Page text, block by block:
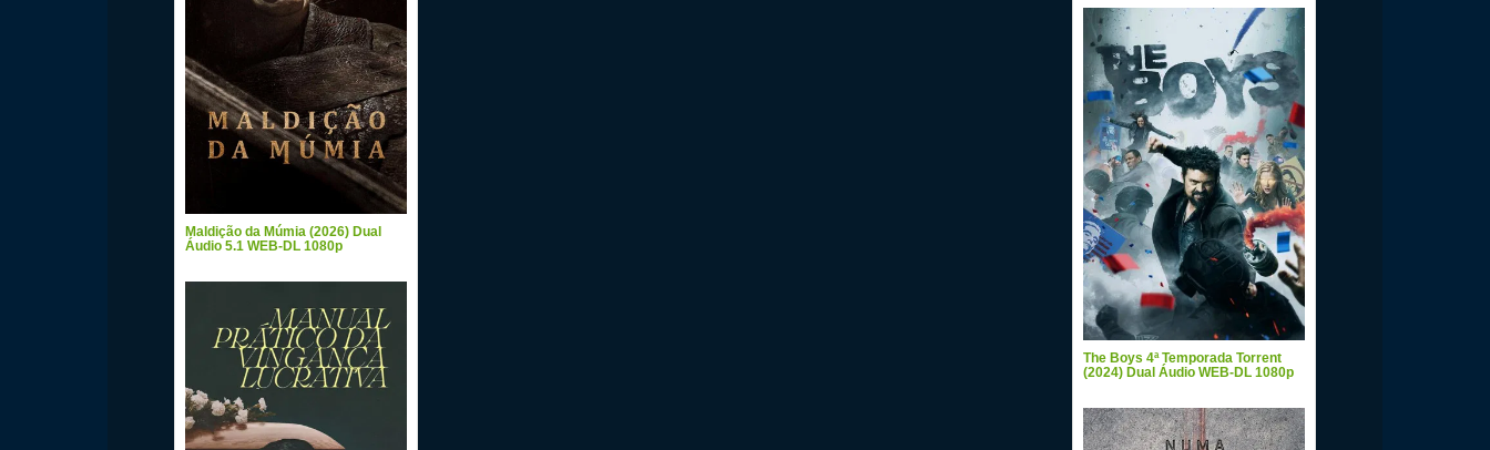
Maldição da Múmia (2026) Dual
Áudio 5.1 WEB-DL 1080p
The Boys 4ª Temporada Torrent
(2024) Dual Áudio WEB-DL 1080p